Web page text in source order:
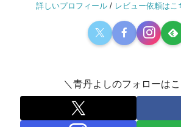
詳しいプロフィール / レビュー依頼はこ
＼青丹よしのフォローは